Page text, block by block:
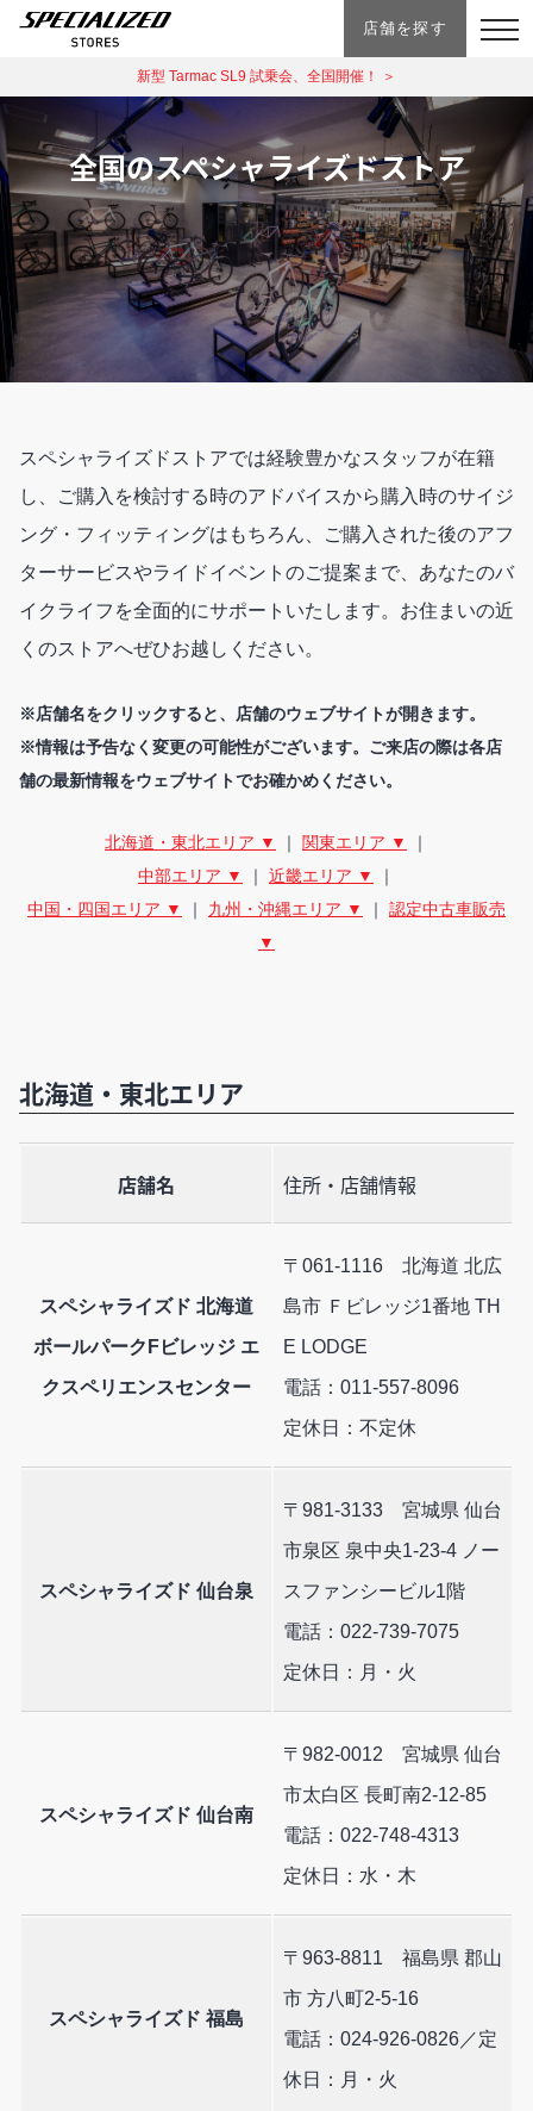
店舗を探す
新型 Tarmac SL9 試乗会、全国開催！ ＞
全国のスペシャライズドストア
スペシャライズドストアでは経験豊かなスタッフが在籍
し、ご購入を検討する時のアドバイスから購入時のサイジ
ング・フィッティングはもちろん、ご購入された後のアフ
ターサービスやライドイベントのご提案まで、あなたのバ
イクライフを全面的にサポートいたします。お住まいの近
くのストアへぜひお越しください。
※店舗名をクリックすると、店舗のウェブサイトが開きます。
※情報は予告なく変更の可能性がございます。ご来店の際は各店
舗の最新情報をウェブサイトでお確かめください。
北海道・東北エリア ▼ ｜ 関東エリア ▼
｜
中部エリア ▼
｜ 近畿エリア ▼
｜
中国・四国エリア ▼
｜ 九州・沖縄エリア ▼ ｜ 認定中古車販売
▼
北海道・東北エリア
店舗名 住所・店舗情報
スペシャライズド 北海道
ボールパークFビレッジ エ
クスペリエンスセンター
〒061-1116 北海道 北広
島市 Ｆビレッジ1番地 TH
E LODGE
電話：011-557-8096
定休日：不定休
スペシャライズド 仙台泉
〒981-3133 宮城県 仙台
市泉区 泉中央1-23-4 ノー
スファンシービル1階
電話：022-739-7075
定休日：月・火
スペシャライズド 仙台南
〒982-0012 宮城県 仙台
市太白区 長町南2-12-85
電話：022-748-4313
定休日：水・木
スペシャライズド 福島
〒963-8811 福島県 郡山
市 方八町2-5-16
電話：024-926-0826／定
休日：月・火